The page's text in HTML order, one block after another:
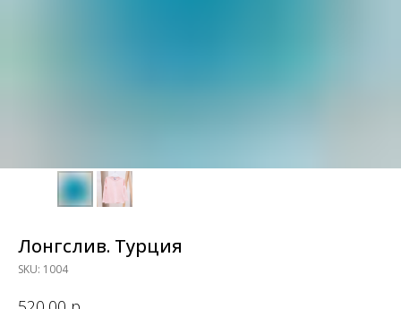
Лонгслив. Турция
SKU: 1004